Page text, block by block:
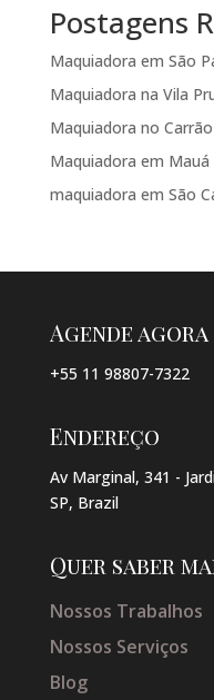
Postagens
Maquiadora em São
Maquiadora na Vila
Maquiadora no Carrão
Maquiadora em Mauá
maquiadora em São
Agende agora
+55 11 98807-7322
Endereço
Av Marginal, 341 -
SP, Brazil
Quer saber
Nossos Trabalhos
Nossos Serviços
Blog